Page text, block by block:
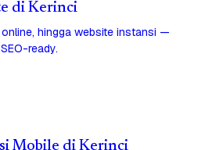
di Kerinci
hingga website instansi —
ready.
Mobile di Kerinci